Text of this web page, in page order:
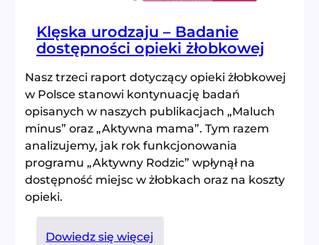
Klęska urodzaju – Badanie
dostępności opieki żłobkowej
Nasz trzeci raport dotyczący opieki żłobkowej
w Polsce stanowi kontynuację badań
opisanych w naszych publikacjach „Maluch
minus” oraz „Aktywna mama”. Tym razem
analizujemy, jak rok funkcjonowania
programu „Aktywny Rodzic” wpłynął na
dostępność miejsc w żłobkach oraz na koszty
opieki.
Dowiedz się więcej